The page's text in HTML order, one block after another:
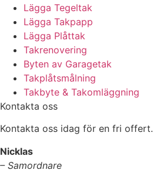
Lägga Tegeltak
Lägga Takpapp
Lägga Plåttak
Takrenovering
Byten av Garagetak
Takplåtsmålning
Takbyte & Takomläggning
Kontakta oss
Kontakta oss idag för en fri offert.
Nicklas
– Samordnare